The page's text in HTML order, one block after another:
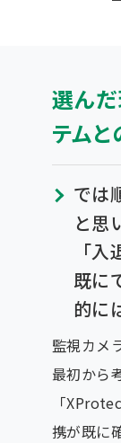
選ん
テム
では
と思
「
既に
的に
監視カメ
最初から
「
携が既に